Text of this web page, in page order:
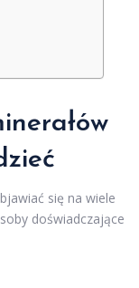
się na wiele
doświadczające